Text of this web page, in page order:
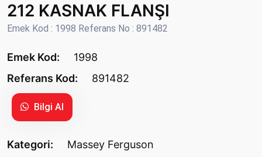
212 KASNAK FLANŞI
Emek Kod : 1998 Referans No : 891482
Emek Kod:
1998
Referans Kod:
891482
Bilgi Al
Kategori:
Massey Ferguson